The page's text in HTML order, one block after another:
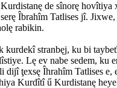
de sînorę hovîtiya
Îbrahîm Tatlises jî.
rabikin.
kurdekî stranbęj, ku bi
Lę ev nabe sedem, ku
dijî ţexsę Îhrahîm Tatlises
Kurdîtî ű Kurdistanę